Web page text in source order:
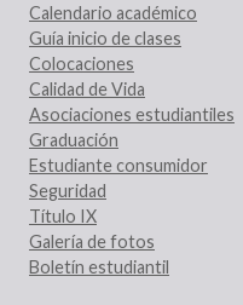
Calendario académico
Guía inicio de clases
Colocaciones
Calidad de Vida
Asociaciones estudiantiles
Graduación
Estudiante consumidor
Seguridad
Título IX
Galería de fotos
Boletín estudiantil